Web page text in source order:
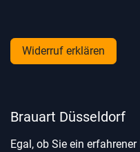
Widerruf erklären
Brauart Düsseldorf
Egal, ob Sie ein